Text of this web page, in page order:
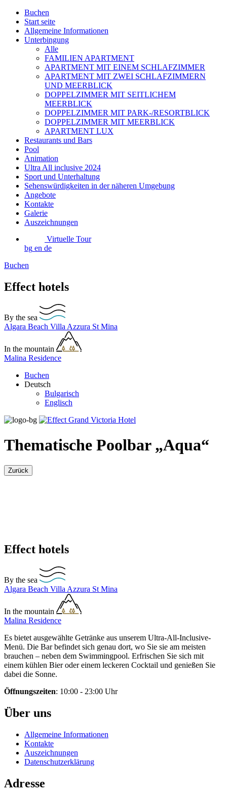
Buchen
Start seite
Allgemeine Informationen
Unterbingung
Alle
FAMILIEN APARTMENT
APARTMENT MIT EINEM SCHLAFZIMMER
APARTMENT MIT ZWEI SCHLAFZIMMERN
UND MEERBLICK
DOPPELZIMMER MIT SEITLICHEM
MEERBLICK
DOPPELZIMMER MIT PARK-/RESORTBLICK
DOPPELZIMMER MIT MEERBLICK
APARTMENT LUX
Restaurants und Bars
Pool
Animation
Ultra All inclusive 2024
Sport und Unterhaltung
Sehenswürdigkeiten in der näheren Umgebung
Angebote
Kontakte
Galerie
Auszeichnungen
Virtuelle Tour
bg en de
Buchen
Effect hotels
By the sea
Algara Beach Villa Azzura St Mina
In the mountain
Malina Residence
Buchen
Deutsch
Bulgarisch
Englisch
Thematische Poolbar „Aqua“
Zurück
Effect hotels
By the sea
Algara Beach Villa Azzura St Mina
In the mountain
Malina Residence
Es bietet ausgewählte Getränke aus unserem Ultra-All-Inclusive-
Menü. Die Bar befindet sich genau dort, wo Sie sie am meisten
brauchen – neben dem Swimmingpool. Erfrischen Sie sich mit
einem kühlen Bier oder einem leckeren Cocktail und genießen Sie
dabei die Sonne.
Öffnungszeiten: 10:00 - 23:00 Uhr
Über uns
Allgemeine Informationen
Kontakte
Auszeichnungen
Datenschutzerklärung
Adresse